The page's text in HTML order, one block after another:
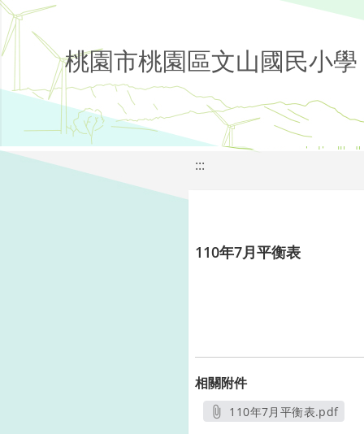
桃園市桃園區文山國民小學
:::
110年7月平衡表
相關附件
110年7月平衡表.pdf